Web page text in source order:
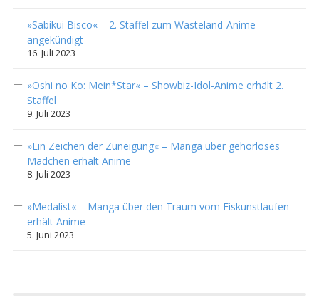
»Sabikui Bisco« – 2. Staffel zum Wasteland-Anime
angekündigt
16. Juli 2023
»Oshi no Ko: Mein*Star« – Showbiz-Idol-Anime erhält 2.
Staffel
9. Juli 2023
»Ein Zeichen der Zuneigung« – Manga über gehörloses
Mädchen erhält Anime
8. Juli 2023
»Medalist« – Manga über den Traum vom Eiskunstlaufen
erhält Anime
5. Juni 2023